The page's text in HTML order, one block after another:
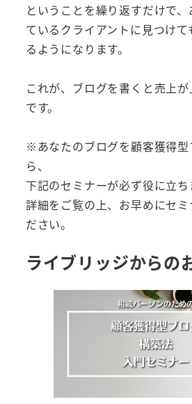
ということを繰り返すだけで
ているクライアントに見つけ
るようになります。
これが、ブログを書くと売上
です。
※あなたのブログを顧客獲得
ら、
下記のセミナーが必ず役に立ち
詳細をご覧の上、お早めにセ
ださい。
ライブリッジからの